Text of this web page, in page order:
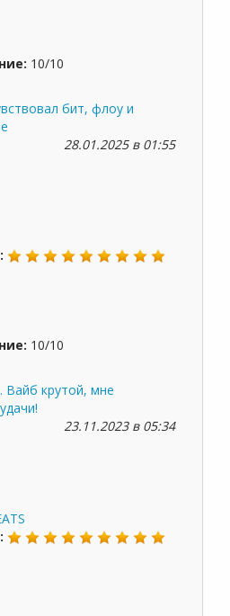
10/10
бит, флоу и
28.01.2025 в 01:55
10/10
крутой, мне
23.11.2023 в 05:34